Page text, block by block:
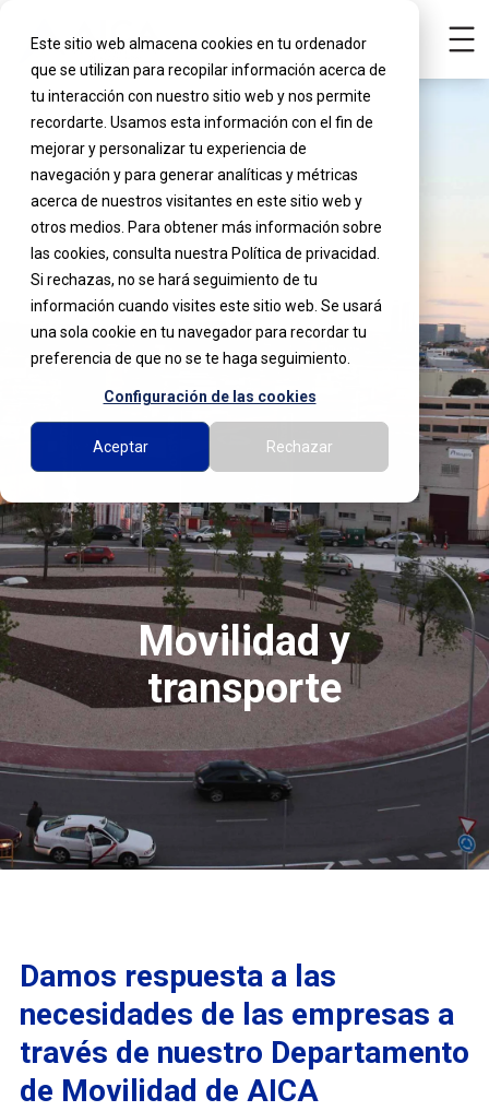
Este sitio web almacena cookies en tu ordenador
que se utilizan para recopilar información acerca de
tu interacción con nuestro sitio web y nos permite
recordarte. Usamos esta información con el fin de
mejorar y personalizar tu experiencia de
navegación y para generar analíticas y métricas
acerca de nuestros visitantes en este sitio web y
otros medios. Para obtener más información sobre
las cookies, consulta nuestra Política de privacidad.
Si rechazas, no se hará seguimiento de tu
información cuando visites este sitio web. Se usará
una sola cookie en tu navegador para recordar tu
preferencia de que no se te haga seguimiento.
Configuración de las cookies
Aceptar Rechazar
Movilidad y
transporte
Damos respuesta a las
necesidades de las empresas a
través de nuestro Departamento
de Movilidad de AICA